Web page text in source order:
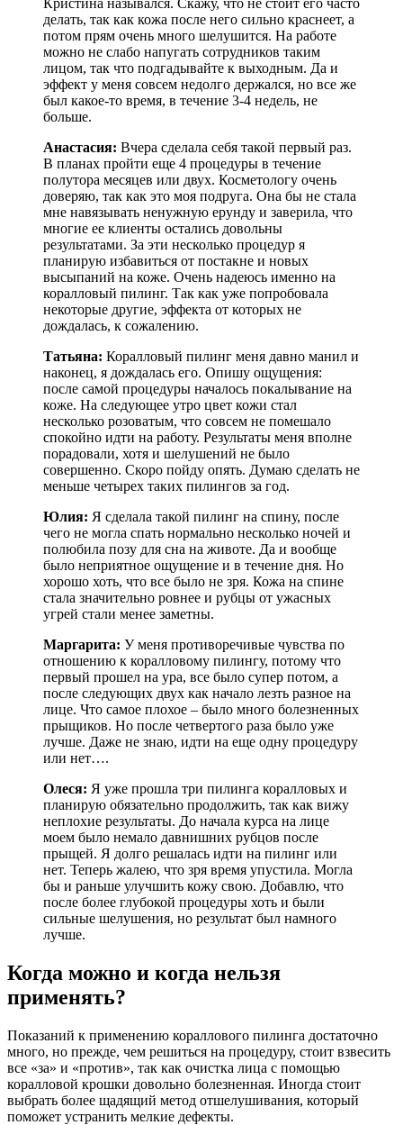
Кристина назывался. Скажу, что не стоит его часто
делать, так как кожа после него сильно краснеет, а
потом прям очень много шелушится. На работе
можно не слабо напугать сотрудников таким
лицом, так что подгадывайте к выходным. Да и
эффект у меня совсем недолго держался, но все же
был какое-то время, в течение 3-4 недель, не
больше.
Анастасия: Вчера сделала себя такой первый раз.
В планах пройти еще 4 процедуры в течение
полутора месяцев или двух. Косметологу очень
доверяю, так как это моя подруга. Она бы не стала
мне навязывать ненужную ерунду и заверила, что
многие ее клиенты остались довольны
результатами. За эти несколько процедур я
планирую избавиться от постакне и новых
высыпаний на коже. Очень надеюсь именно на
коралловый пилинг. Так как уже попробовала
некоторые другие, эффекта от которых не
дождалась, к сожалению.
Татьяна: Коралловый пилинг меня давно манил и
наконец, я дождалась его. Опишу ощущения:
после самой процедуры началось покалывание на
коже. На следующее утро цвет кожи стал
несколько розоватым, что совсем не помешало
спокойно идти на работу. Результаты меня вполне
порадовали, хотя и шелушений не было
совершенно. Скоро пойду опять. Думаю сделать не
меньше четырех таких пилингов за год.
Юлия: Я сделала такой пилинг на спину, после
чего не могла спать нормально несколько ночей и
полюбила позу для сна на животе. Да и вообще
было неприятное ощущение и в течение дня. Но
хорошо хоть, что все было не зря. Кожа на спине
стала значительно ровнее и рубцы от ужасных
угрей стали менее заметны.
Маргарита: У меня противоречивые чувства по
отношению к коралловому пилингу, потому что
первый прошел на ура, все было супер потом, а
после следующих двух как начало лезть разное на
лице. Что самое плохое – было много болезненных
прыщиков. Но после четвертого раза было уже
лучше. Даже не знаю, идти на еще одну процедуру
или нет….
Олеся: Я уже прошла три пилинга коралловых и
планирую обязательно продолжить, так как вижу
неплохие результаты. До начала курса на лице
моем было немало давнишних рубцов после
прыщей. Я долго решалась идти на пилинг или
нет. Теперь жалею, что зря время упустила. Могла
бы и раньше улучшить кожу свою. Добавлю, что
после более глубокой процедуры хоть и были
сильные шелушения, но результат был намного
лучше.
Когда можно и когда нельзя
применять?
Показаний к применению кораллового пилинга достаточно
много, но прежде, чем решиться на процедуру, стоит взвесить
все «за» и «против», так как очистка лица с помощью
коралловой крошки довольно болезненная. Иногда стоит
выбрать более щадящий метод отшелушивания, который
поможет устранить мелкие дефекты.